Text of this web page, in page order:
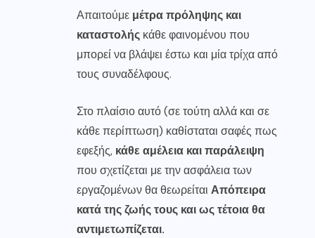
Απαιτούμε μέτρα πρόληψης και
καταστολής κάθε φαινομένου που
μπορεί να βλάψει έστω και μία τρίχα από
τους συναδέλφους.
Στο πλαίσιο αυτό (σε τούτη αλλά και σε
κάθε περίπτωση) καθίσταται σαφές πως
εφεξής, κάθε αμέλεια και παράλειψη
που σχετίζεται με την ασφάλεια των
εργαζομένων θα θεωρείται Απόπειρα
κατά της ζωής τους και ως τέτοια θα
αντιμετωπίζεται.